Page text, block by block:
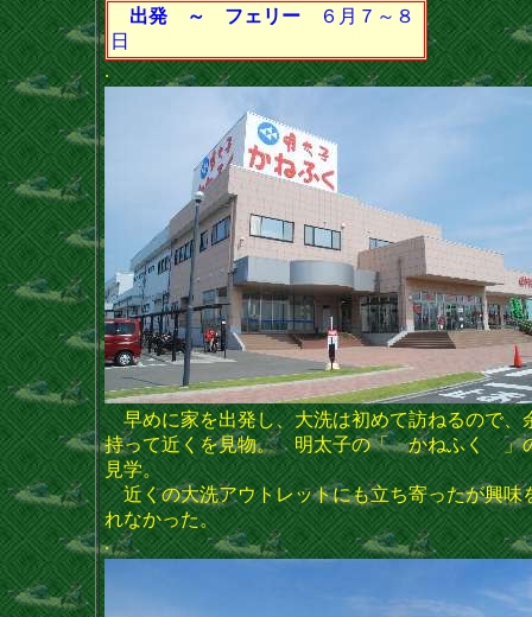
出発 ～ フェリー
６月７～８
日
.
早めに家を出発し、大洗は初めて訪ねるので、
持って近くを見物。 明太子の「 かねふく 」
見学。
近くの大洗アウトレットにも立ち寄ったが興味
れなかった。
.